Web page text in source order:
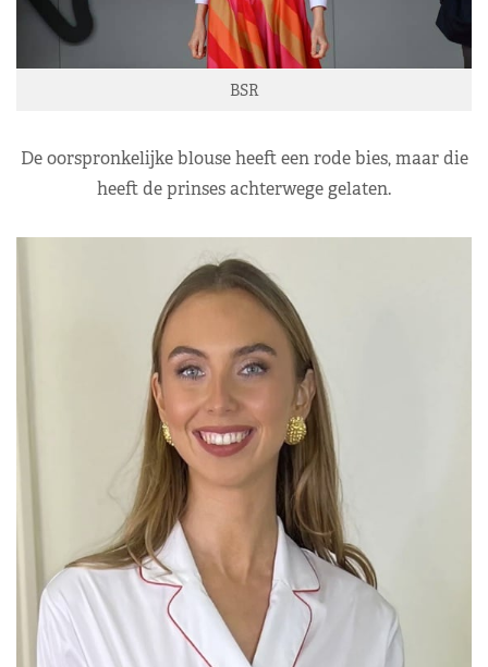
BSR
De oorspronkelijke blouse heeft een rode bies, maar die
heeft de prinses achterwege gelaten.